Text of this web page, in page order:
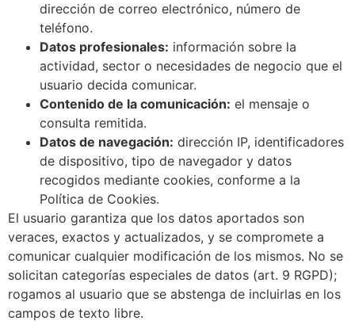
dirección de correo electrónico, número de
teléfono.
Datos profesionales: información sobre la
actividad, sector o necesidades de negocio que el
usuario decida comunicar.
Contenido de la comunicación: el mensaje o
consulta remitida.
Datos de navegación: dirección IP, identificadores
de dispositivo, tipo de navegador y datos
recogidos mediante cookies, conforme a la
Política de Cookies.
El usuario garantiza que los datos aportados son
veraces, exactos y actualizados, y se compromete a
comunicar cualquier modificación de los mismos. No se
solicitan categorías especiales de datos (art. 9 RGPD);
rogamos al usuario que se abstenga de incluirlas en los
campos de texto libre.